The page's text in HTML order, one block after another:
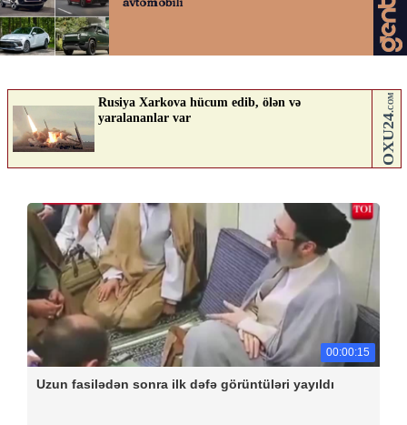
00:00:15
Uzun fasilədən sonra ilk dəfə görüntüləri yayıldı